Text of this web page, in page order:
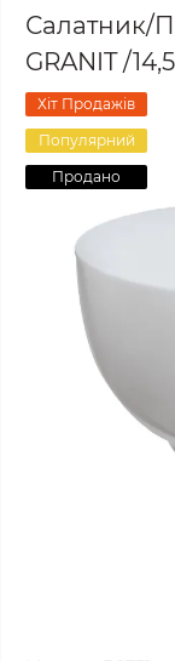
Салатник/
GRANIT /
Хіт Продажів
Популярний
Продано